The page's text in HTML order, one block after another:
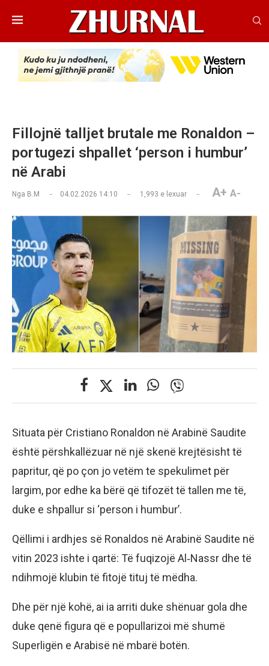
Fillojnë talljet brutale me Ronaldon –
portugezi shpallet ‘person i humbur’
në Arabi
Nga B.M 04.02.2026 14:10 1,993 e lexuar A+ A-
Situata për Cristiano Ronaldon në Arabinë Saudite
është përshkallëzuar në një skenë krejtësisht të
papritur, që po çon jo vetëm te spekulimet për
largim, por edhe ka bërë që tifozët të tallen me të,
duke e shpallur si ‘person i humbur’.
Qëllimi i ardhjes së Ronaldos në Arabinë Saudite në
vitin 2023 ishte i qartë: Të fuqizojë Al‑Nassr dhe të
ndihmojë klubin të fitojë tituj të mëdha.
Dhe për një kohë, ai ia arriti duke shënuar gola dhe
duke qenë figura që e popullarizoi më shumë
Superligën e Arabisë në mbarë botën.